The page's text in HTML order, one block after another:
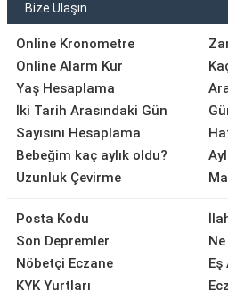
Bize Ulaşın
Online Kronometre
Online Alarm Kur
Yaş Hesaplama
İki Tarih Arasındaki Gün
Sayısını Hesaplama
Bebeğim kaç aylık oldu?
Uzunluk Çevirme
Posta Kodu
Son Depremler
Nöbetçi Eczane
KYK Yurtları
Eş